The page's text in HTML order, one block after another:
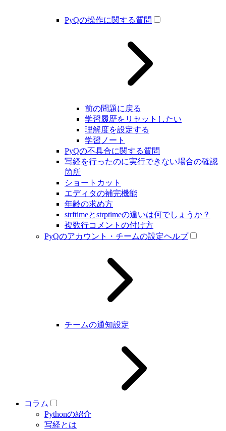
PyQの操作に関する質問
前の問題に戻る
学習履歴をリセットしたい
理解度を設定する
学習ノート
PyQの不具合に関する質問
写経を行ったのに実行できない場合の確認
箇所
ショートカット
エディタの補完機能
年齢の求め方
strftimeとstrptimeの違いは何でしょうか？
複数行コメントの付け方
PyQのアカウント・チームの設定ヘルプ
チームの通知設定
コラム
Pythonの紹介
写経とは